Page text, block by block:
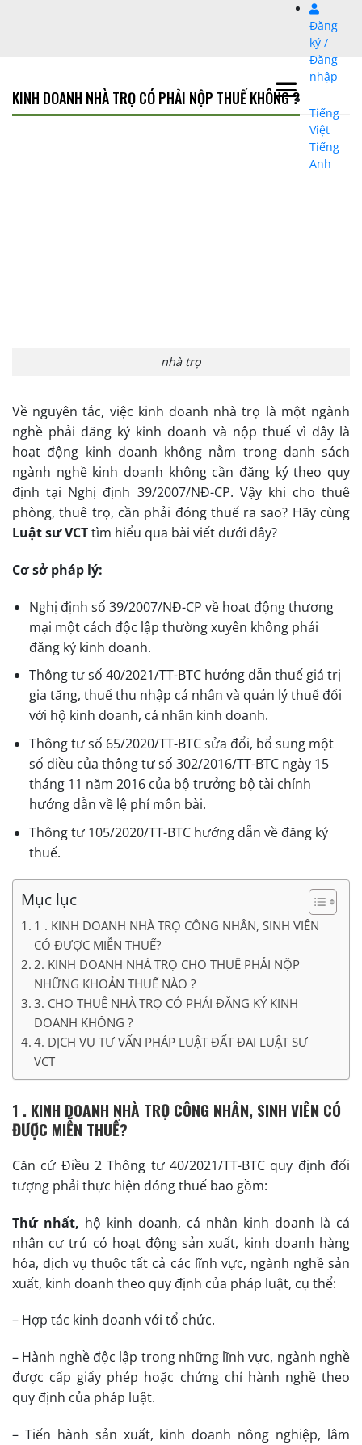
Đăng
ký /
Đăng
nhập
Tiếng
Việt
Tiếng
Anh
KINH DOANH NHÀ TRỌ CÓ PHẢI NỘP THUẾ KHÔNG ?
nhà trọ
Về nguyên tắc, việc kinh doanh nhà trọ là một ngành
nghề phải đăng ký kinh doanh và nộp thuế vì đây là
hoạt động kinh doanh không nằm trong danh sách
ngành nghề kinh doanh không cần đăng ký theo quy
định tại Nghị định 39/2007/NĐ-CP. Vậy khi cho thuê
phòng, thuê trọ, cần phải đóng thuế ra sao? Hãy cùng
Luật sư VCTtìm hiểu qua bài viết dưới đây?
Cơ sở pháp lý:
Nghị định số 39/2007/NĐ-CP về hoạt động thương
mại một cách độc lập thường xuyên không phải
đăng ký kinh doanh.
Thông tư số 40/2021/TT-BTC hướng dẫn thuế giá trị
gia tăng, thuế thu nhập cá nhân và quản lý thuế đối
với hộ kinh doanh, cá nhân kinh doanh.
Thông tư số 65/2020/TT-BTC sửa đổi, bổ sung một
số điều của thông tư số 302/2016/TT-BTC ngày 15
tháng 11 năm 2016 của bộ trưởng bộ tài chính
hướng dẫn về lệ phí môn bài.
Thông tư 105/2020/TT-BTC hướng dẫn về đăng ký
thuế.
Mục lục
1 . KINH DOANH NHÀ TRỌ CÔNG NHÂN, SINH VIÊN
CÓ ĐƯỢC MIỄN THUẾ?
2. KINH DOANH NHÀ TRỌ CHO THUÊ PHẢI NỘP
NHỮNG KHOẢN THUẾ NÀO ?
3. CHO THUÊ NHÀ TRỌ CÓ PHẢI ĐĂNG KÝ KINH
DOANH KHÔNG ?
4. DỊCH VỤ TƯ VẤN PHÁP LUẬT ĐẤT ĐAI LUẬT SƯ
VCT
1 . KINH DOANH NHÀ TRỌ CÔNG NHÂN, SINH VIÊN CÓ
ĐƯỢC MIỄN THUẾ?
Căn cứ Điều 2 Thông tư 40/2021/TT-BTC quy định đối
tượng phải thực hiện đóng thuế bao gồm:
Thứ nhất, hộ kinh doanh, cá nhân kinh doanh là cá
nhân cư trú có hoạt động sản xuất, kinh doanh hàng
hóa, dịch vụ thuộc tất cả các lĩnh vực, ngành nghề sản
xuất, kinh doanh theo quy định của pháp luật, cụ thể:
– Hợp tác kinh doanh với tổ chức.
– Hành nghề độc lập trong những lĩnh vực, ngành nghề
được cấp giấy phép hoặc chứng chỉ hành nghề theo
quy định của pháp luật.
– Tiến hành sản xuất, kinh doanh nông nghiệp, lâm